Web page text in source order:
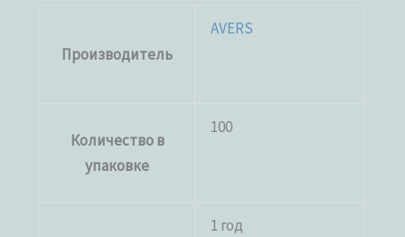
Производитель
AVERS
Количество в
упаковке
100
1 год